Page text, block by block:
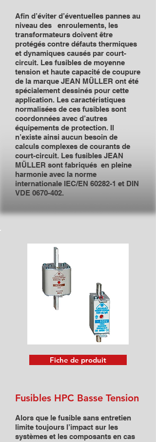
Afin d’éviter d’éventuelles pannes au
niveau des enroulements, les
transformateurs doivent être
protégés contre défauts thermiques
et dynamiques causés par court-
circuit. Les fusibles de moyenne
tension et haute capacité de coupure
de la marque JEAN MÜLLER ont été
spécialement dessinés pour cette
application. Les caractéristiques
normalisées de ces fusibles sont
coordonnées avec d’autres
équipements de protection. Il
n’existe ainsi aucun besoin de
calculs complexes de courants de
court-circuit. Les fusibles JEAN
MÜLLER sont fabriqués en pleine
harmonie avec la norme
internationale IEC/EN 60282-1 et DIN
VDE 0670-402.
Fiche de produit
Fusibles HPC Basse Tension
Alors que le fusible sans entretien
limite toujours l’impact sur les
systèmes et les composants en cas